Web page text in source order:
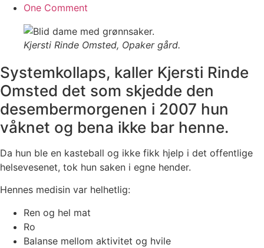
One Comment
Kjersti Rinde Omsted, Opaker gård.
Systemkollaps, kaller Kjersti Rinde
Omsted det som skjedde den
desembermorgenen i 2007 hun
våknet og bena ikke bar henne.
Da hun ble en kasteball og ikke fikk hjelp i det offentlige
helsevesenet, tok hun saken i egne hender.
Hennes medisin var helhetlig:
Ren og hel mat
Ro
Balanse mellom aktivitet og hvile